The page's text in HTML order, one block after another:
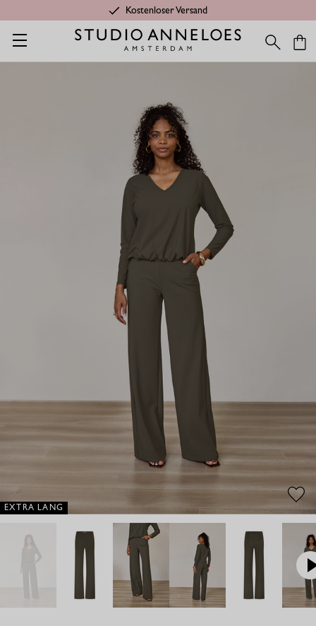
Kostenloser Versand
Startseite Kleidung aus Travelstoff Lexie LANG Bonded
EXTRA LANG